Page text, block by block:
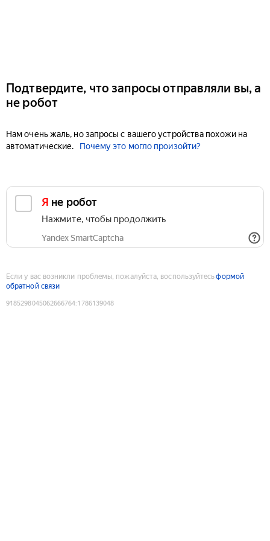
Подтвердите, что запросы отправляли вы, а
не робот
Нам очень жаль, но запросы с вашего устройства похожи на
автоматические.
Почему это могло произойти?
Я не робот
Нажмите, чтобы продолжить
Yandex SmartCaptcha
Если у вас возникли проблемы, пожалуйста, воспользуйтесьформой
обратной связи
9185298045062666764:1786139048